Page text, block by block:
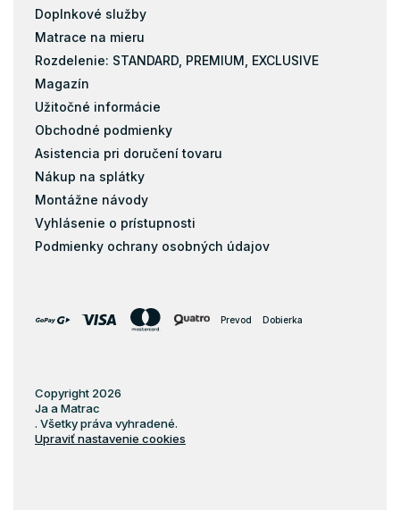
Doplnkové služby
Matrace na mieru
Rozdelenie: STANDARD, PREMIUM, EXCLUSIVE
Magazín
Užitočné informácie
Obchodné podmienky
Asistencia pri doručení tovaru
Nákup na splátky
Montážne návody
Vyhlásenie o prístupnosti
Podmienky ochrany osobných údajov
Prevod Dobierka
Copyright 2026
Ja a Matrac
. Všetky práva vyhradené.
Upraviť nastavenie cookies